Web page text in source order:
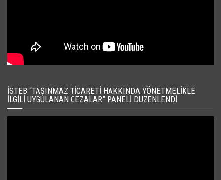
İSTEB “TAŞINMAZ TICARETI HAKKINDA YÖNETMELIKLE
İLGILI UYGULANAN CEZALAR” PANELI DÜZENLENDI